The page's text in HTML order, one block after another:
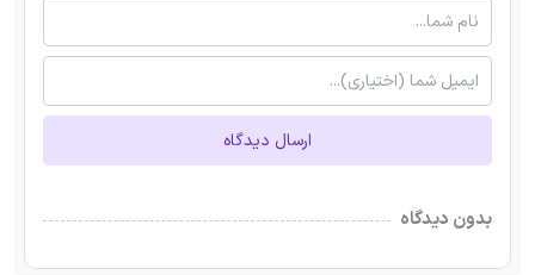
ارسال دیدگاه
بدون دیدگاه